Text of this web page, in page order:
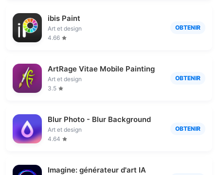
ibis Paint
Art et design
4.66
OBTENIR
ArtRage Vitae Mobile Painting
Art et design
3.5
OBTENIR
Blur Photo - Blur Background
Art et design
4.64
OBTENIR
Imagine: générateur d'art IA